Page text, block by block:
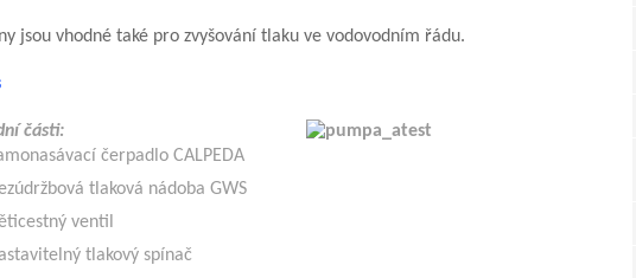
jsou vhodné také pro zvyšování tlaku ve vodovodním řádu.
části:
čerpadlo CALPEDA
tlaková nádoba GWS
ventil
tlakový spínač